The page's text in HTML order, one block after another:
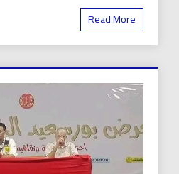
Read More